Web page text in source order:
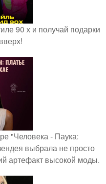
90 х и получай подарки
"Человека - Паука:
выбрала не просто
артефакт высокой моды.